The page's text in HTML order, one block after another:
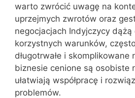
warto zwrócić uwagę na
uprzejmych zwrotów oraz
negocjacjach Indyjczycy dążą
korzystnych warunków,
długotrwałe i skomplikowane
biznesie cenione są osobiste
ułatwiają współpracę i
problemów.